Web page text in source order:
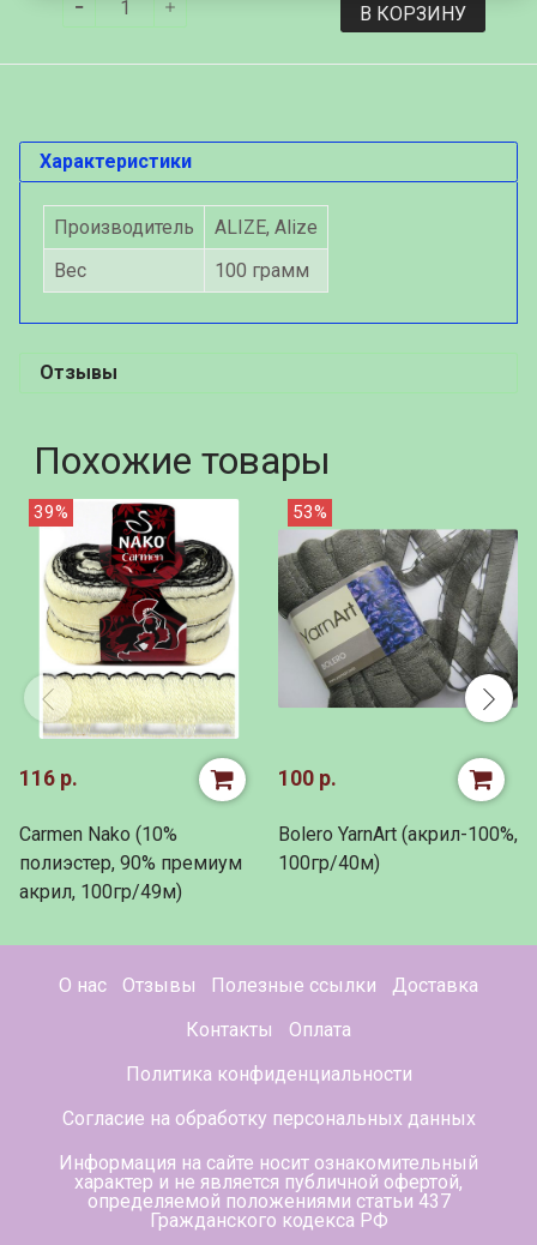
В КОРЗИНУ
Характеристики
Производитель
ALIZE, Alize
Вес
100 грамм
Отзывы
Похожие товары
39%
116 р.
Carmen Nako (10%
полиэстер, 90% премиум
акрил, 100гр/49м)
53%
100 р.
Bolero YarnArt (акрил-100%,
100гр/40м)
О нас Отзывы Полезные ссылки
Доставка
Контакты
Оплата
Политика конфиденциальности
Согласие на обработку персональных данных
Информация на сайте носит ознакомительный
характер и не является публичной офертой,
определяемой положениями статьи 437
Гражданского кодекса РФ